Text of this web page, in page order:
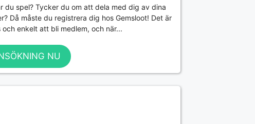
du spel? Tycker du om att dela med dig av dina
Då måste du registrera dig hos Gemsloot! Det är
och enkelt att bli medlem, och när...
NU